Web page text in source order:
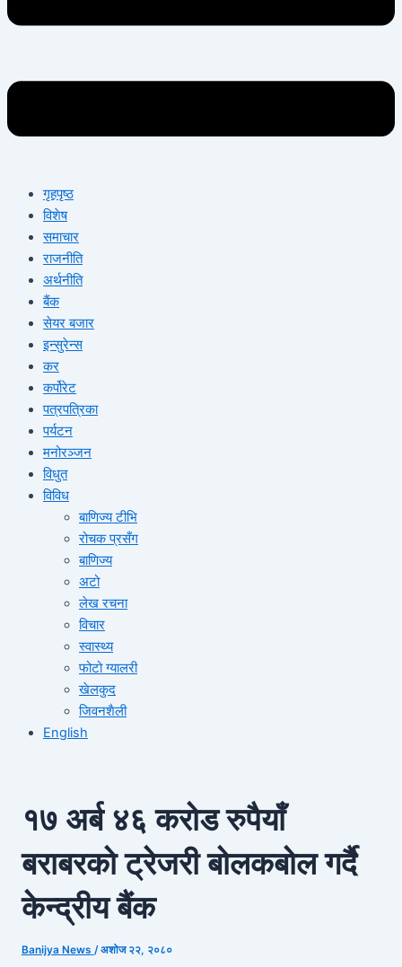
गृहपृष्ठ
विशेष
समाचार
राजनीति
अर्थनीति
बैंक
सेयर बजार
इन्सुरेन्स
कर
कर्पोरेट
पत्रपत्रिका
पर्यटन
मनोरञ्जन
विधुत
विविध
बाणिज्य टीभि
रोचक प्रसँग
बाणिज्य
अटो
लेख रचना
विचार
स्वास्थ्य
फोटो ग्यालरी
खेलकुद
जिवनशैली
English
१७ अर्ब ४६ करोड रुपैयाँ
बराबरको ट्रेजरी बोलकबोल गर्दै
केन्द्रीय बैंक
Banijya News /अशोज २२, २०८०